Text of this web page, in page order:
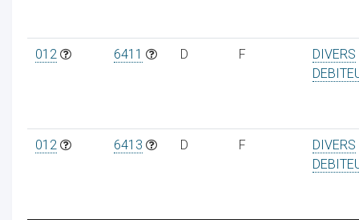
012 6411 D F
DIVERS
012 6413 D F
DIVERS